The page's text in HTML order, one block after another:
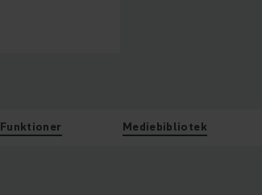
Funktioner Mediebibliotek